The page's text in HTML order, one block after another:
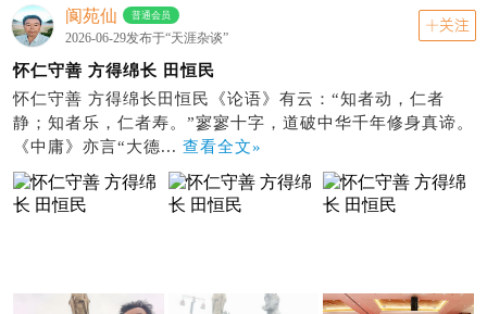
阆苑仙 普通会员
2026-06-29发布于“天涯杂谈”
关注
怀仁守善 方得绵长 田恒民
怀仁守善 方得绵长田恒民《论语》有云：“知者动，仁者
静；知者乐，仁者寿。”寥寥十字，道破中华千年修身真谛。
《中庸》亦言“大德... 查看全文»